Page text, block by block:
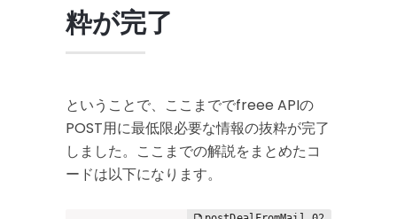
粋が完了
ということで、ここまででfreee APIの
POST用に最低限必要な情報の抜粋が完了
しました。ここまでの解説をまとめたコ
ードは以下になります。